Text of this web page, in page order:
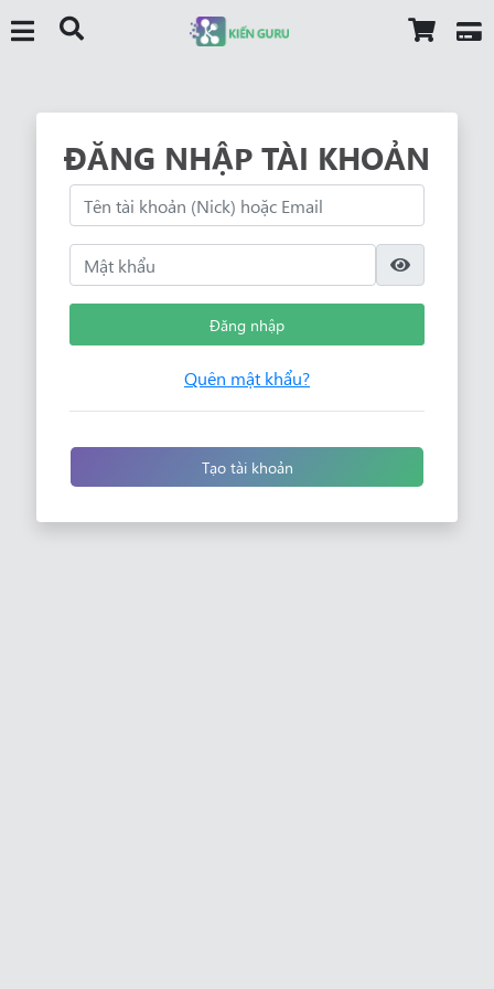
ĐĂNG NHẬP TÀI KHOẢN
Đăng nhập
Quên mật khẩu?
Tạo tài khoản